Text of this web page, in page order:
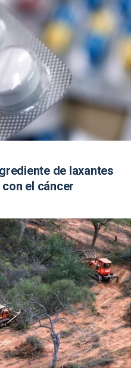
de laxantes
el cáncer